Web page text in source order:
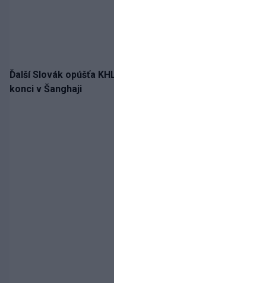
Ďalší Slovák opúšťa KHL. Patrik Rybár sa dohodol na
konci v Šanghaji